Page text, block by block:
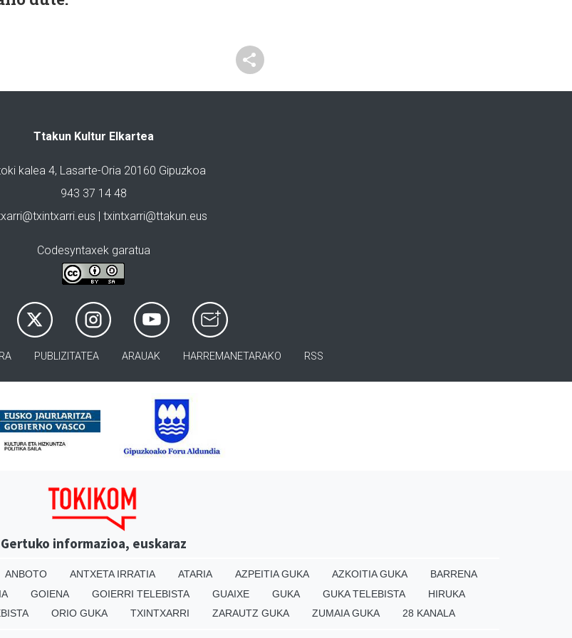
Ttakun Kultur Elkartea
kalea 4, Lasarte-Oria 20160 Gipuzkoa
943 37 14 48
| txintxarri@ttakun.eus
Codesyntaxek garatua
PUBLIZITATEA ARAUAK HARREMANETARAKO RSS
Gertuko informazioa, euskaraz
ANBOTO ANTXETA IRRATIA ATARIA AZPEITIA GUKA AZKOITIA GUKA
BARRENA
GOIENA GOIERRI TELEBISTA GUAIXE GUKA GUKA TELEBISTA
HIRUKA
ORIO GUKA TXINTXARRI ZARAUTZ GUKA ZUMAIA GUKA 28 KANALA